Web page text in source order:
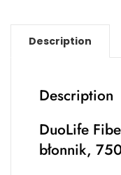
Description
Description
DuoLife
błonnik,